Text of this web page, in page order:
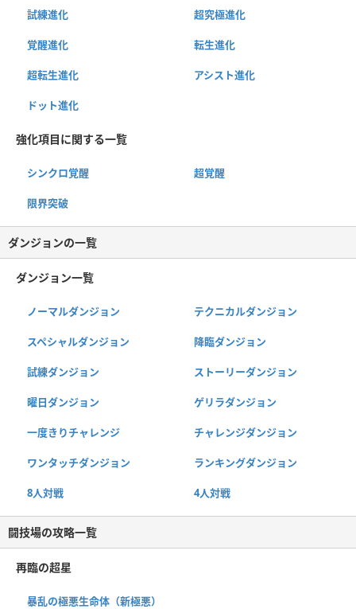
試練進化 超究極進化
覚醒進化 転生進化
超転生進化 アシスト進化
ドット進化
強化項目に関する一覧
シンクロ覚醒 超覚醒
限界突破
ダンジョンの一覧
ダンジョン一覧
ノーマルダンジョン テクニカルダンジョン
スペシャルダンジョン 降臨ダンジョン
試練ダンジョン ストーリーダンジョン
曜日ダンジョン ゲリラダンジョン
一度きりチャレンジ チャレンジダンジョン
ワンタッチダンジョン ランキングダンジョン
8人対戦 4人対戦
闘技場の攻略一覧
再臨の超星
暴乱の極悪生命体（新極悪）